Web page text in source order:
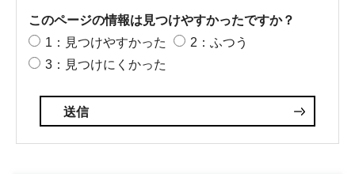
このページの情報は見つけやすかったですか？
1：見つけやすかった
2：ふつう
3：見つけにくかった